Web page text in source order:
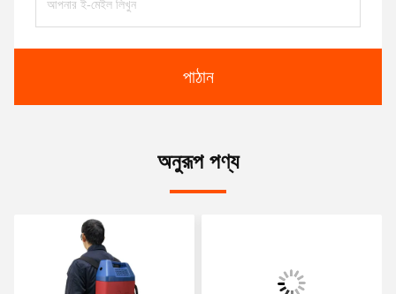
পাঠান
অনুরূপ পণ্য